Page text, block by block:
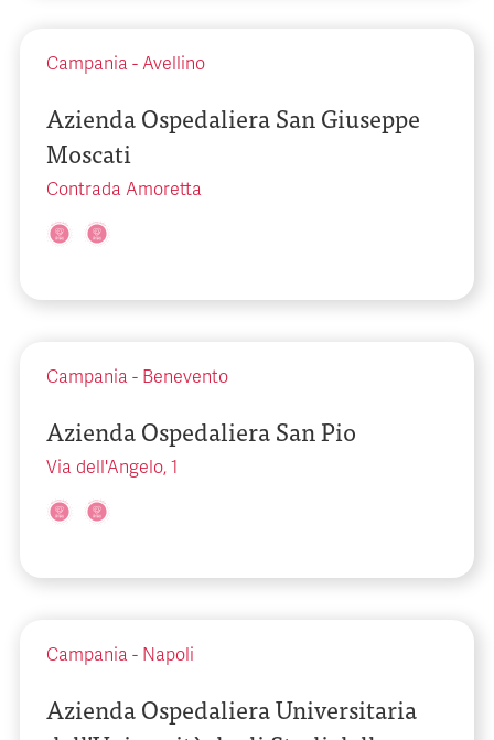
Campania - Avellino
Azienda Ospedaliera San Giuseppe
Moscati
Contrada Amoretta
Campania - Benevento
Azienda Ospedaliera San Pio
Via dell'Angelo, 1
Campania - Napoli
Azienda Ospedaliera Universitaria